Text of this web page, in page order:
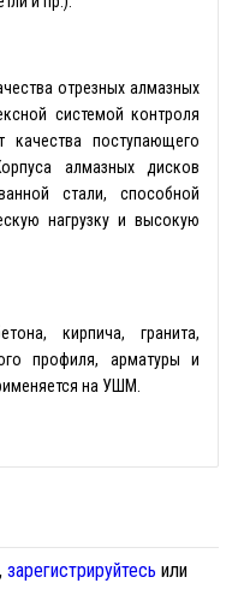
отрезных алмазных
системой контроля
качества поступающего
алмазных дисков
стали, способной
нагрузку и высокую
кирпича, гранита,
профиля, арматуры и
на УШМ.
зарегистрируйтесь или